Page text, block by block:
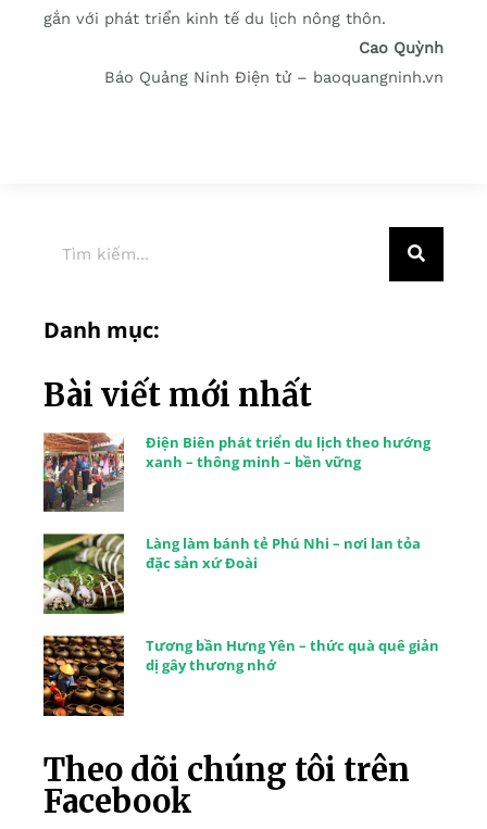
gắn với phát triển kinh tế du lịch nông thôn.
Cao Quỳnh
Báo Quảng Ninh Điện tử – baoquangninh.vn
Danh mục:
Bài viết mới nhất
Điện Biên phát triển du lịch theo hướng
xanh – thông minh – bền vững
Làng làm bánh tẻ Phú Nhi – nơi lan tỏa
đặc sản xứ Đoài
Tương bần Hưng Yên – thức quà quê giản
dị gây thương nhớ
Theo dõi chúng tôi trên
Facebook